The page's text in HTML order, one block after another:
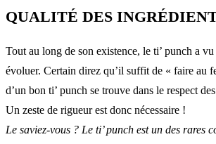
QUALITÉ DES
Tout au long de son existence, le ti’ punch a
évoluer. Certain direz qu’il suffit de « faire au
d’un bon ti’ punch se trouve dans le respect
Un zeste de rigueur est donc nécessaire !
Le saviez-vous ? Le ti’ punch est un des rares